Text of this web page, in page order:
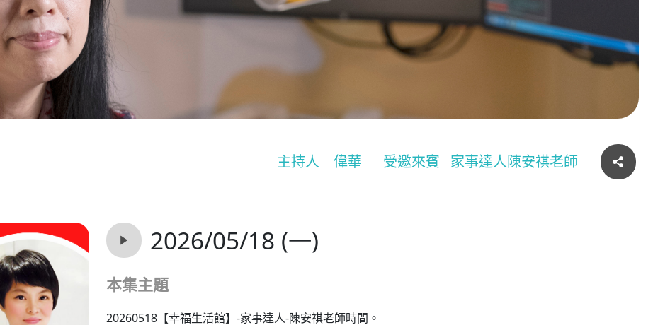
主持人 偉華 受邀來賓 家事達人陳安祺老師
2026/05/18 (一)
本集主題
20260518【幸福生活館】-家事達人-陳安祺老師時間。